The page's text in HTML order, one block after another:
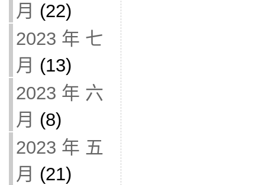
月 (22)
2023 年 七
月 (13)
2023 年 六
月 (8)
2023 年 五
月 (21)